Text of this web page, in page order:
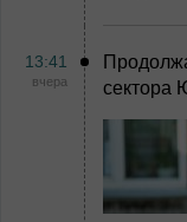
13:41
вчера
сектора